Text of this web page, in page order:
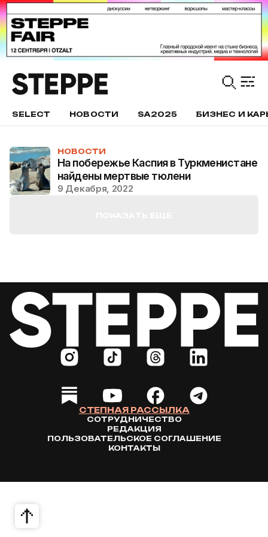
SELECT НОВОСТИ SA2025 БИЗНЕС И
НОВОСТИ
На побережье Каспия в Туркменистане
найдены мертвые тюлени
9 Декабря, 2022
СТЕПНАЯ РАССЫЛКА
СОТРУДНИЧЕСТВО
РЕДАКЦИЯ
ПОЛЬЗОВАТЕЛЬСКОЕ СОГЛАШЕНИЕ
КОНТАКТЫ